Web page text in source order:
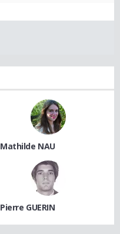
Mathilde NAU
Pierre GUERIN